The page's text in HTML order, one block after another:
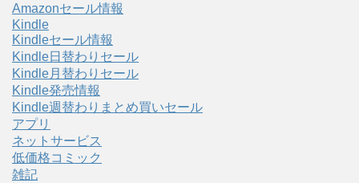
Amazonセール情報
Kindle
Kindleセール情報
Kindle日替わりセール
Kindle月替わりセール
Kindle発売情報
Kindle週替わりまとめ買いセール
アプリ
ネットサービス
低価格コミック
雑記